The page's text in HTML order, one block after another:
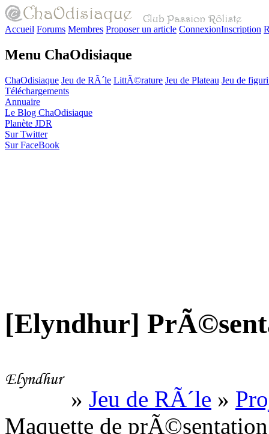
Accueil Forums Membres Proposer un article ConnexionInscription
Menu ChaOdisiaque
ChaOdisiaque Jeu de RÃ´le LittÃ©rature Jeu de Plateau Jeu de
Téléchargements
Annuaire
Le Blog ChaOdisiaque
Planète JDR
Sur Twitter
Sur FaceBook
[Elyndhur]
» Jeu de RÃ´le »
Maquette de